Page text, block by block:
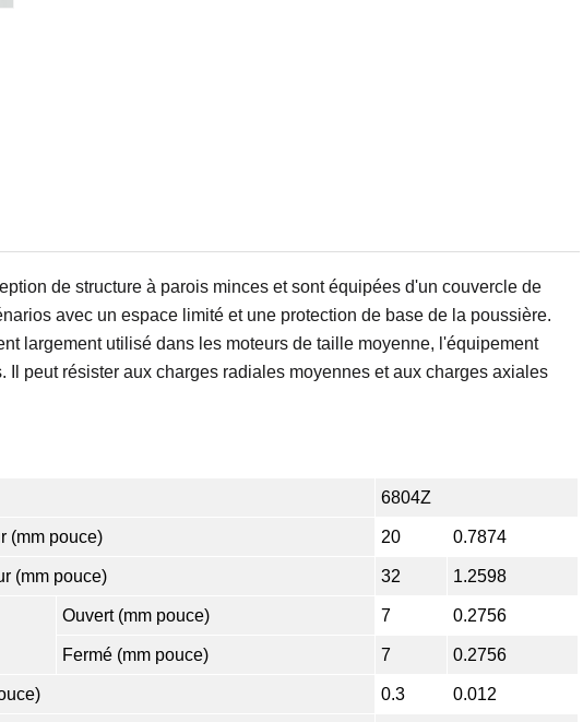
de structure à parois minces et sont équipées d'un couvercle de
avec un espace limité et une protection de base de la poussière.
largement utilisé dans les moteurs de taille moyenne, l'équipement
peut résister aux charges radiales moyennes et aux charges axiales
6804Z
(mm pouce) 20 0.7874
(mm pouce) 32 1.2598
Ouvert (mm pouce) 7 0.2756
Fermé (mm pouce) 7 0.2756
0.3 0.012